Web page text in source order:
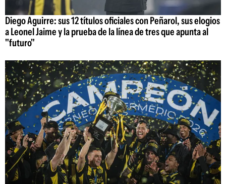
Diego Aguirre: sus 12 títulos oficiales con Peñarol, sus elogios
a Leonel Jaime y la prueba de la línea de tres que apunta al
"futuro"